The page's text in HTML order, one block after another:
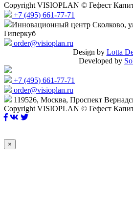
Copyright VISIOPLAN © Гефест
+7 (495) 661-77-71
Инновационный центр Сколково,
Гиперкуб
order@visioplan.ru
Design by Lotta
Developed by
+7 (495) 661-77-71
order@visioplan.ru
119526, Москва, Проспект
Copyright VISIOPLAN © Гефест
×